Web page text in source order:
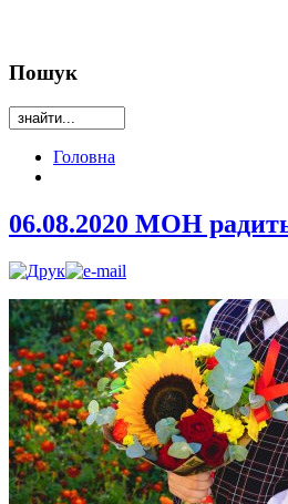
Пошук
Головна
06.08.2020 МОН радить